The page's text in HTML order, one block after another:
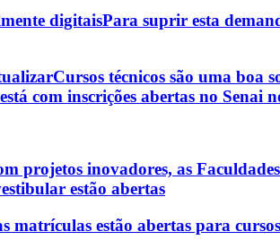
digitaisPara suprir esta
Cursos técnicos são uma boa
com inscrições abertas no Senai
projetos inovadores, as
estão abertas
matrículas estão abertas para